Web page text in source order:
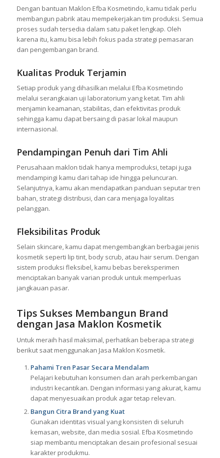
Dengan bantuan Maklon Efba Kosmetindo, kamu tidak perlu
membangun pabrik atau mempekerjakan tim produksi. Semua
proses sudah tersedia dalam satu paket lengkap. Oleh
karena itu, kamu bisa lebih fokus pada strategi pemasaran
dan pengembangan brand.
Kualitas Produk Terjamin
Setiap produk yang dihasilkan melalui Efba Kosmetindo
melalui serangkaian uji laboratorium yang ketat. Tim ahli
menjamin keamanan, stabilitas, dan efektivitas produk
sehingga kamu dapat bersaing di pasar lokal maupun
internasional.
Pendampingan Penuh dari Tim Ahli
Perusahaan maklon tidak hanya memproduksi, tetapi juga
mendampingi kamu dari tahap ide hingga peluncuran.
Selanjutnya, kamu akan mendapatkan panduan seputar tren
bahan, strategi distribusi, dan cara menjaga loyalitas
pelanggan.
Fleksibilitas Produk
Selain skincare, kamu dapat mengembangkan berbagai jenis
kosmetik seperti lip tint, body scrub, atau hair serum. Dengan
sistem produksi fleksibel, kamu bebas bereksperimen
menciptakan banyak varian produk untuk memperluas
jangkauan pasar.
Tips Sukses Membangun Brand
dengan Jasa Maklon Kosmetik
Untuk meraih hasil maksimal, perhatikan beberapa strategi
berikut saat menggunakan Jasa Maklon Kosmetik.
Pahami Tren Pasar Secara Mendalam
Pelajari kebutuhan konsumen dan arah perkembangan
industri kecantikan. Dengan informasi yang akurat, kamu
dapat menyesuaikan produk agar tetap relevan.
Bangun Citra Brand yang Kuat
Gunakan identitas visual yang konsisten di seluruh
kemasan, website, dan media sosial. Efba Kosmetindo
siap membantu menciptakan desain profesional sesuai
karakter produkmu.